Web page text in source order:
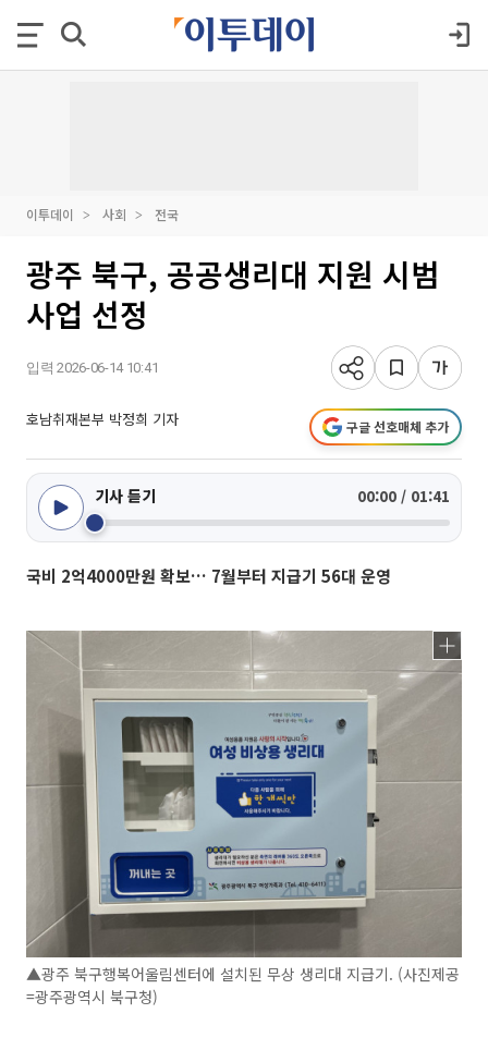
이투데이 사회 전국
광주 북구, 공공생리대 지원 시범
사업 선정
입력 2026-06-14 10:41
호남취재본부 박정희 기자 구글 선호매체 추가
기사 듣기 00:00 / 01:41
국비 2억4000만원 확보… 7월부터 지급기 56대 운영
▲광주 북구행복어울림센터에 설치된 무상 생리대 지급기. (사진제공
=광주광역시 북구청)